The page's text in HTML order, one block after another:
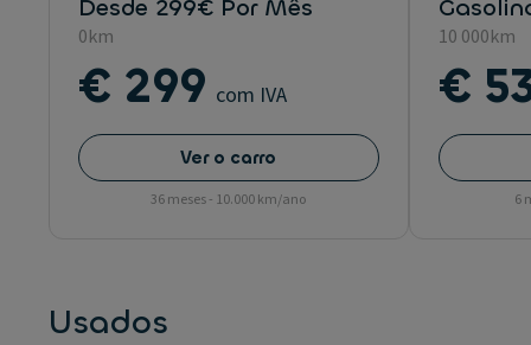
Desde 299€ Por Mês
0km
€ 299 com IVA
Ver o carro
36 meses - 10.000 km/ano
10 000km
€
6
Usados